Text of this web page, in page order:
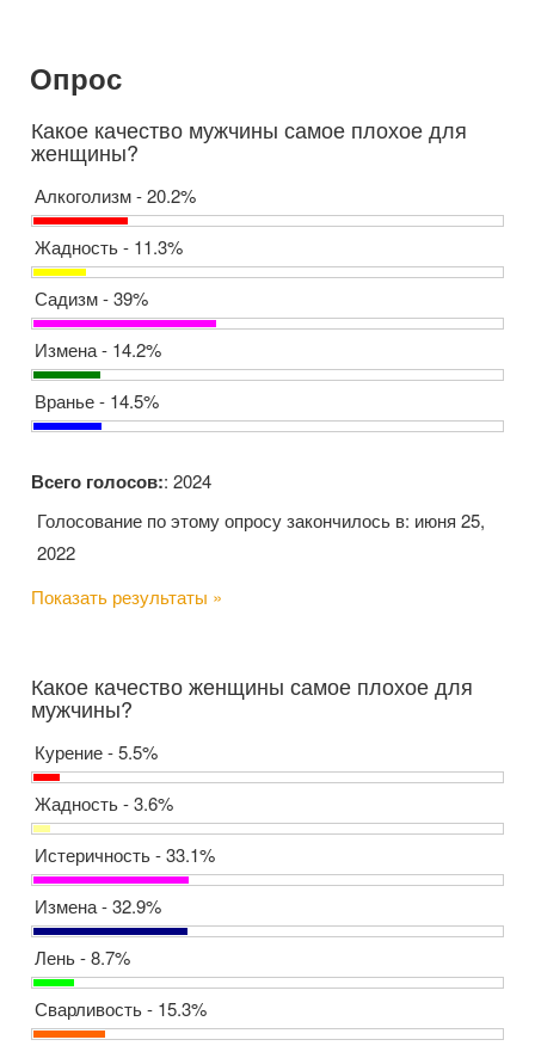
Опрос
Какое качество мужчины самое плохое для
женщины?
Алкоголизм - 20.2%
Жадность - 11.3%
Садизм - 39%
Измена - 14.2%
Вранье - 14.5%
Всего голосов:: 2024
Голосование по этому опросу закончилось в: июня 25,
2022
Показать результаты »
Какое качество женщины самое плохое для
мужчины?
Курение - 5.5%
Жадность - 3.6%
Истеричность - 33.1%
Измена - 32.9%
Лень - 8.7%
Сварливость - 15.3%